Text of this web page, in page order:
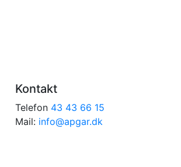
Kontakt
Telefon 43 43 66 15
Mail: info@apgar.dk